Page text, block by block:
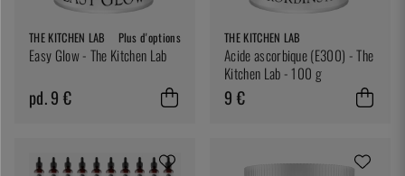
THE KITCHEN LAB Plus d'options
Easy Glow - The Kitchen Lab
pd. 9 €
THE KITCHEN LAB
Acide ascorbique (E300) - The
Kitchen Lab - 100 g
9 €